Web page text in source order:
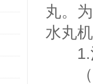
丸。
水丸
1.
（1